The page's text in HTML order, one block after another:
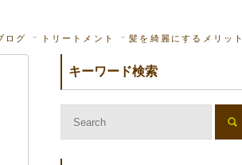
ログ トリートメント 髪を綺麗にするメリット
キーワード検索